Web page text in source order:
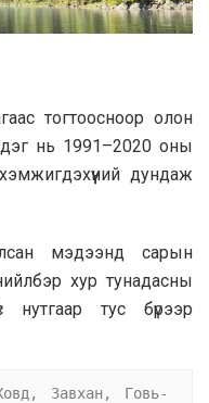
тогтоосноор олон
нь 1991–2020 оны
дундаж
мэдээнд сарын
хур тунадасны
тус бүрээр
Завхан, Говь-